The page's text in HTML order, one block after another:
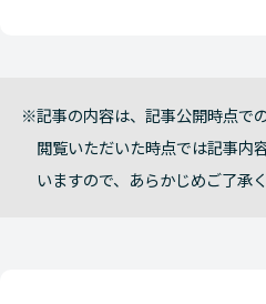
記事の内容は、記事公開時点で
閲覧いただいた時点では記事内
いますので、あらかじめご了承く